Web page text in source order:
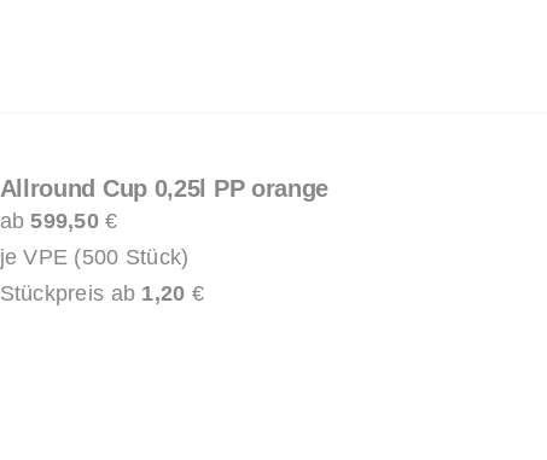
Allround Cup 0,25l PP orange
ab599,50€
je VPE (500 Stück)
Stückpreis ab 1,20 €